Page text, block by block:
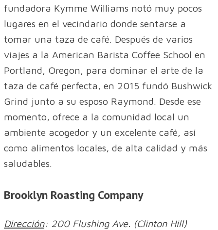
fundadora Kymme Williams notó muy pocos
lugares en el vecindario donde sentarse a
tomar una taza de café. Después de varios
viajes a la American Barista Coffee School en
Portland, Oregon, para dominar el arte de la
taza de café perfecta, en 2015 fundó Bushwick
Grind junto a su esposo Raymond. Desde ese
momento, ofrece a la comunidad local un
ambiente acogedor y un excelente café, así
como alimentos locales, de alta calidad y más
saludables.
Brooklyn Roasting Company
Dirección: 200 Flushing Ave. (Clinton Hill)